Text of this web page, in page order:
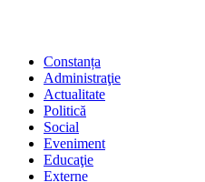
Constanța
Administraţie
Actualitate
Politică
Social
Eveniment
Educaţie
Externe